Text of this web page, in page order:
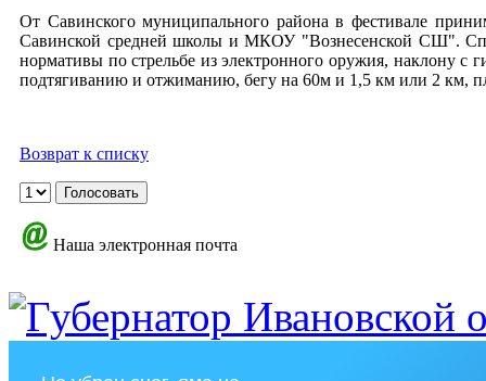
От Савинского муниципального района в фестивале
Савинской средней школы и МКОУ "Вознесенской СШ".
нормативы по стрельбе из электронного оружия, наклону с
подтягиванию и отжиманию, бегу на 60м и 1,5 км или 2 км,
Возврат к списку
Наша электронная почта